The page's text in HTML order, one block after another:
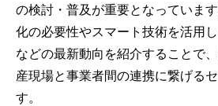
の検討・普及が重要となっていま
化の必要性やスマート技術を活用
などの最新動向を紹介することで
産現場と事業者間の連携に繋げる
す。